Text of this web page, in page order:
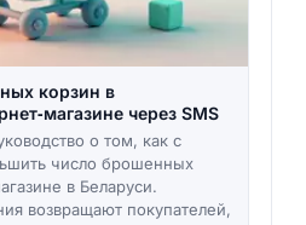
корзин в
через SMS
о том, как с
число брошенных
в Беларуси.
возвращают покупателей,